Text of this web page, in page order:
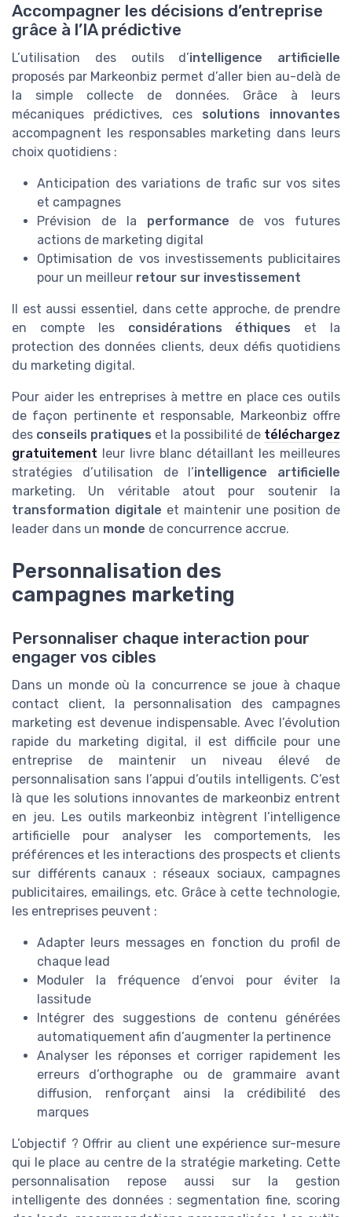
Accompagner les décisions d’entreprise
grâce à l’IA prédictive
L’utilisation des outils d’intelligence artificielle
proposés par Markeonbiz permet d’aller bien au-delà de
la simple collecte de données. Grâce à leurs
mécaniques prédictives, ces solutions innovantes
accompagnent les responsables marketing dans leurs
choix quotidiens :
Anticipation des variations de trafic sur vos sites
et campagnes
Prévision de la performance de vos futures
actions de marketing digital
Optimisation de vos investissements publicitaires
pour un meilleur retour sur investissement
Il est aussi essentiel, dans cette approche, de prendre
en compte les considérations éthiques et la
protection des données clients, deux défis quotidiens
du marketing digital.
Pour aider les entreprises à mettre en place ces outils
de façon pertinente et responsable, Markeonbiz offre
des conseils pratiques et la possibilité de téléchargez
gratuitement leur livre blanc détaillant les meilleures
stratégies d’utilisation de l’intelligence artificielle
marketing. Un véritable atout pour soutenir la
transformation digitale et maintenir une position de
leader dans un monde de concurrence accrue.
Personnalisation des
campagnes marketing
Personnaliser chaque interaction pour
engager vos cibles
Dans un monde où la concurrence se joue à chaque
contact client, la personnalisation des campagnes
marketing est devenue indispensable. Avec l’évolution
rapide du marketing digital, il est difficile pour une
entreprise de maintenir un niveau élevé de
personnalisation sans l’appui d’outils intelligents. C’est
là que les solutions innovantes de markeonbiz entrent
en jeu. Les outils markeonbiz intègrent l’intelligence
artificielle pour analyser les comportements, les
préférences et les interactions des prospects et clients
sur différents canaux : réseaux sociaux, campagnes
publicitaires, emailings, etc. Grâce à cette technologie,
les entreprises peuvent :
Adapter leurs messages en fonction du profil de
chaque lead
Moduler la fréquence d’envoi pour éviter la
lassitude
Intégrer des suggestions de contenu générées
automatiquement afin d’augmenter la pertinence
Analyser les réponses et corriger rapidement les
erreurs d’orthographe ou de grammaire avant
diffusion, renforçant ainsi la crédibilité des
marques
L’objectif ? Offrir au client une expérience sur-mesure
qui le place au centre de la stratégie marketing. Cette
personnalisation repose aussi sur la gestion
intelligente des données : segmentation fine, scoring